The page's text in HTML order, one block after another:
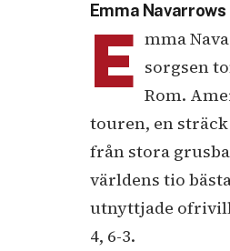
Emma
E mma
sorgsen
Rom.
touren, en
från stora
världens tio
utnyttjade
4, 6-3.